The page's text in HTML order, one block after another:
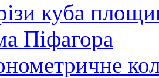
куба
Піфагора